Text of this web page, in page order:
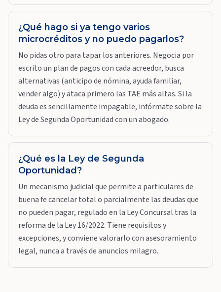
¿Qué hago si ya tengo varios
microcréditos y no puedo pagarlos?
No pidas otro para tapar los anteriores. Negocia por
escrito un plan de pagos con cada acreedor, busca
alternativas (anticipo de nómina, ayuda familiar,
vender algo) y ataca primero las TAE más altas. Si la
deuda es sencillamente impagable, infórmate sobre la
Ley de Segunda Oportunidad con un abogado.
¿Qué es la Ley de Segunda
Oportunidad?
Un mecanismo judicial que permite a particulares de
buena fe cancelar total o parcialmente las deudas que
no pueden pagar, regulado en la Ley Concursal tras la
reforma de la Ley 16/2022. Tiene requisitos y
excepciones, y conviene valorarlo con asesoramiento
legal, nunca a través de anuncios milagro.